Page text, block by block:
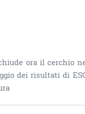
ora il cerchio
dei risultati di